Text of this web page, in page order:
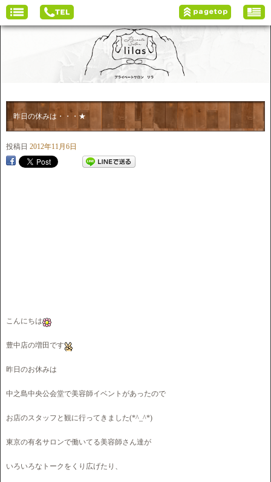
昨日の休みは・・・★
投稿日 2012年11月6日
こんにちは
豊中店の増田です
昨日のお休みは
中之島中央公会堂で美容師イベントがあったので
お店のスタッフと観に行ってきました(*^_^*)
東京の有名サロンで働いてる美容師さん達が
いろいろなトークをくり広げたり、